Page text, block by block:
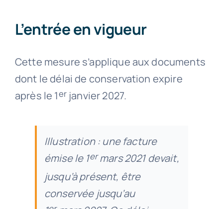
L’entrée en vigueur
Cette mesure s’applique aux documents
dont le délai de conservation expire
après le 1erjanvier 2027.
Illustration : une facture
émise le 1ermars 2021 devait,
jusqu’à présent, être
conservée jusqu’au